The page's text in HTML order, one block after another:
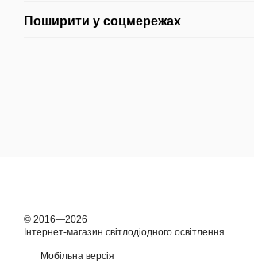
Поширити у соцмережах
© 2016—2026
Інтернет-магазин світлодіодного освітлення
Мобільна версія